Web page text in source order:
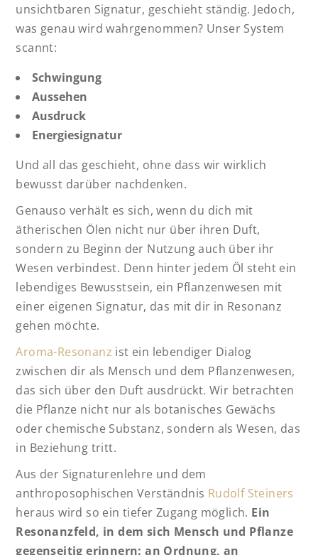
unsichtbaren Signatur, geschieht ständig. Jedoch,
was genau wird wahrgenommen? Unser System
scannt:
Schwingung
Aussehen
Ausdruck
Energiesignatur
Und all das geschieht, ohne dass wir wirklich
bewusst darüber nachdenken.
Genauso verhält es sich, wenn du dich mit
ätherischen Ölen nicht nur über ihren Duft,
sondern zu Beginn der Nutzung auch über ihr
Wesen verbindest. Denn hinter jedem Öl steht ein
lebendiges Bewusstsein, ein Pflanzenwesen mit
einer eigenen Signatur, das mit dir in Resonanz
gehen möchte.
Aroma-Resonanz ist ein lebendiger Dialog
zwischen dir als Mensch und dem Pflanzenwesen,
das sich über den Duft ausdrückt. Wir betrachten
die Pflanze nicht nur als botanisches Gewächs
oder chemische Substanz, sondern als Wesen, das
in Beziehung tritt.
Aus der Signaturenlehre und dem
anthroposophischen Verständnis Rudolf Steiners
heraus wird so ein tiefer Zugang möglich. Ein
Resonanzfeld, in dem sich Mensch und Pflanze
gegenseitig erinnern: an Ordnung, an